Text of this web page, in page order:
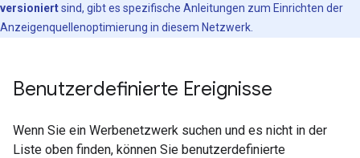
versioniertsind, gibt es spezifische Anleitungen zum Einrichten der
Anzeigenquellenoptimierung in diesem Netzwerk.
Benutzerdefinierte Ereignisse
Wenn Sie ein Werbenetzwerk suchen und es nicht in der
Liste oben finden, können Sie benutzerdefinierte